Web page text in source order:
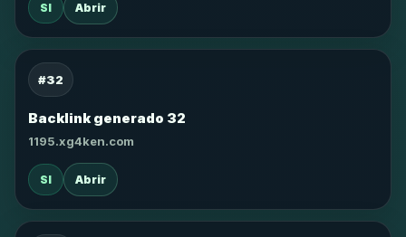
SI Abrir
#32
Backlink generado 32
1195.xg4ken.com
SI Abrir